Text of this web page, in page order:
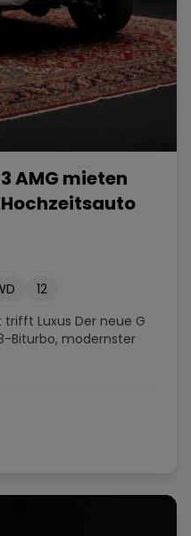
AMG mieten
Hochzeitsauto
12
Luxus Der neue G
Biturbo, modernster